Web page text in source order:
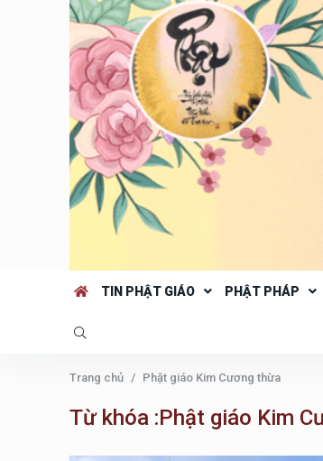
TIN PHẬT GIÁO PHẬT PHÁP
Trang chủ Phật giáo Kim Cương thừa
Từ khóa :Phật giáo Kim